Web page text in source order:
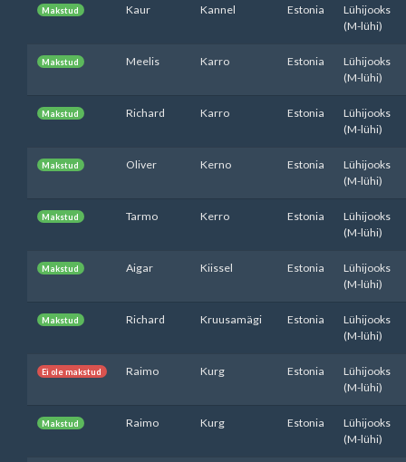
Makstud Kaur Kannel Estonia
Lühijooks
(M-lühi)
Makstud Meelis Karro Estonia
Lühijooks
(M-lühi)
Makstud Richard Karro Estonia
Lühijooks
(M-lühi)
Makstud Oliver Kerno Estonia
Lühijooks
(M-lühi)
Makstud Tarmo Kerro Estonia
Lühijooks
(M-lühi)
Makstud Aigar Kiissel Estonia
Lühijooks
(M-lühi)
Makstud Richard Kruusamägi Estonia
Lühijooks
(M-lühi)
Ei ole makstud Raimo Kurg Estonia
Lühijooks
(M-lühi)
Makstud Raimo Kurg Estonia
Lühijooks
(M-lühi)